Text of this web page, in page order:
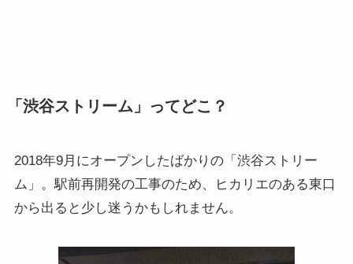
「渋谷ストリーム」ってどこ？
2018年9月にオープンしたばかりの「渋谷ストリー
ム」。駅前再開発の工事のため、ヒカリエのある東口
から出ると少し迷うかもしれません。